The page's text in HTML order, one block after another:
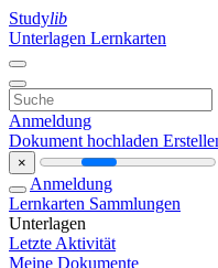
Studylib
Unterlagen Lernkarten
Anmeldung
Dokument hochladen
×
Anmeldung
Lernkarten Sammlungen
Unterlagen
Letzte Aktivität
Meine Dokumente